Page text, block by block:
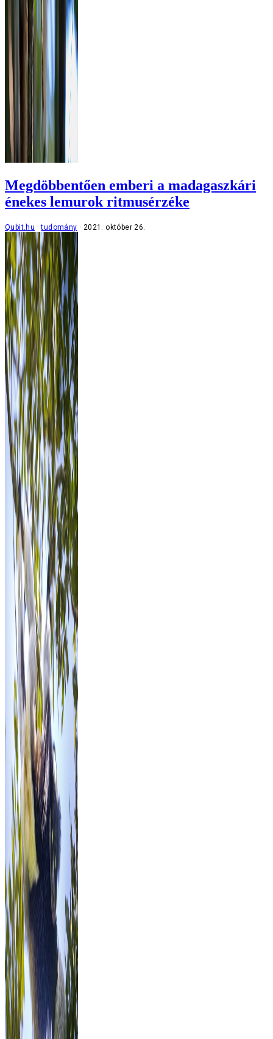
Megdöbbentően emberi a madagaszkári
énekes lemurok ritmusérzéke
Qubit.hu tudomány 2021. október 26.